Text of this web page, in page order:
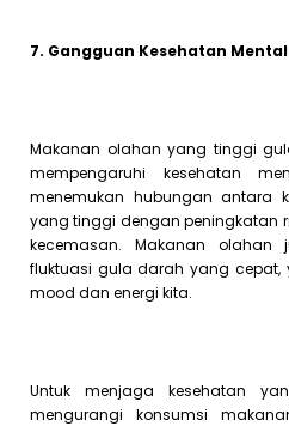
7. Gangguan Kesehatan Mental
Makanan olahan yang tinggi
mempengaruhi kesehatan
menemukan hubungan antara
yang tinggi dengan peningkatan
kecemasan. Makanan olahan
fluktuasi gula darah yang
mood dan energi kita.
Untuk menjaga kesehatan
mengurangi konsumsi